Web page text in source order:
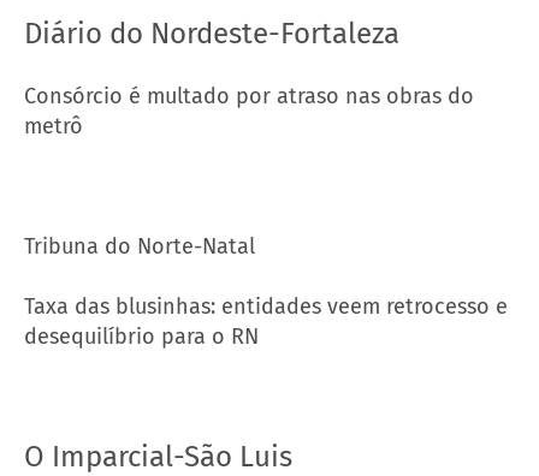
Diário do Nordeste-Fortaleza
Consórcio é multado por atraso nas obras do
metrô
Tribuna do Norte-Natal
Taxa das blusinhas: entidades veem retrocesso e
desequilíbrio para o RN
O Imparcial-São Luis